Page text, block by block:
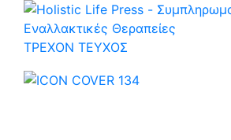
ΤΡΕΧOΝ ΤΕΥΧΟΣ